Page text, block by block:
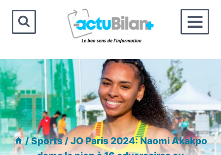
contenu
/Sports/JO Paris 2024: Naomi Akakpo